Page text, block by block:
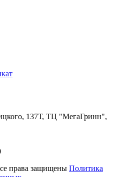
137Т, ТЦ "МегаГринн",
права защищены Политика